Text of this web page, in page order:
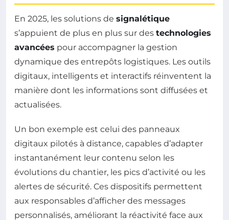
En 2025, les solutions de signalétique
s’appuient de plus en plus sur des technologies
avancées pour accompagner la gestion
dynamique des entrepôts logistiques. Les outils
digitaux, intelligents et interactifs réinventent la
manière dont les informations sont diffusées et
actualisées.
Un bon exemple est celui des panneaux
digitaux pilotés à distance, capables d’adapter
instantanément leur contenu selon les
évolutions du chantier, les pics d’activité ou les
alertes de sécurité. Ces dispositifs permettent
aux responsables d’afficher des messages
personnalisés, améliorant la réactivité face aux